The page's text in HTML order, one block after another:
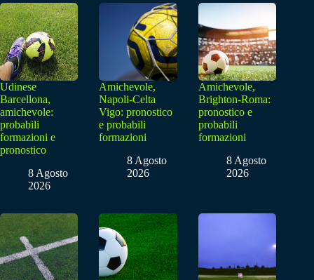
Udinese
Barcellona,
amichevole:
probabili
formazioni e
pronostico
8 Agosto
2026
Amichevole,
Napoli-Celta
Vigo: pronostico
e probabili
formazioni
8 Agosto
2026
Amichevole,
Brighton-Roma:
pronostico e
probabili
formazioni
8 Agosto
2026